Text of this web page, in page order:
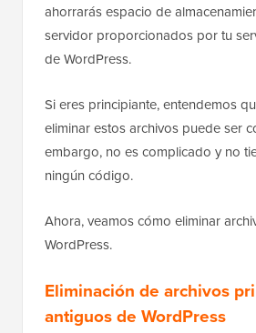
ahorrarás espacio de
servidor proporcionados por tu
de WordPress.
Si eres principiante, entendemos
eliminar estos archivos puede ser
embargo, no es complicado y no
ningún código.
Ahora, veamos cómo eliminar
WordPress.
Eliminación de archivos
antiguos de WordPress